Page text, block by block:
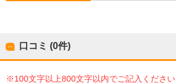
口コミ (0件)
※100文字以上800文字以内でご記入ください